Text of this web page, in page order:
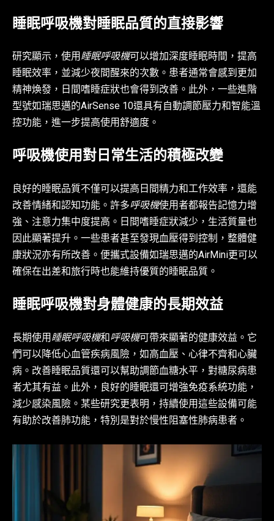
睡眠呼吸機對睡眠品質的直接影響
研究顯示，使用睡眠呼吸機可以增加深度睡眠時間，提高
睡眠效率，並減少夜間醒來的次數。患者通常會感到更加
精神煥發，日間嗜睡症狀也會得到改善。此外，一些進階
型號如瑞思邁的AirSense 10還具有自動調節壓力和智能溫
控功能，進一步提高使用舒適度。
呼吸機使用對日常生活的積極改變
良好的睡眠品質不僅可以提高日間精力和工作效率，還能
改善情緒和認知功能。許多呼吸機使用者都報告記憶力增
強、注意力集中度提高。日間嗜睡症狀減少，生活質量也
因此顯著提升。一些患者甚至發現血壓得到控制，整體健
康狀況亦有所改善。便攜式設備如瑞思邁的AirMini更可以
確保在出差和旅行時也能維持優質的睡眠品質。
睡眠呼吸機對身體健康的長期效益
長期使用睡眠呼吸機和呼吸機可帶來顯著的健康效益。它
們可以降低心血管疾病風險，如高血壓、心律不齊和心臟
病。改善睡眠品質還可以幫助調節血糖水平，對糖尿病患
者尤其有益。此外，良好的睡眠還可增強免疫系統功能，
減少感染風險。某些研究更表明，持續使用這些設備可能
有助於改善肺功能，特別是對於慢性阻塞性肺病患者。